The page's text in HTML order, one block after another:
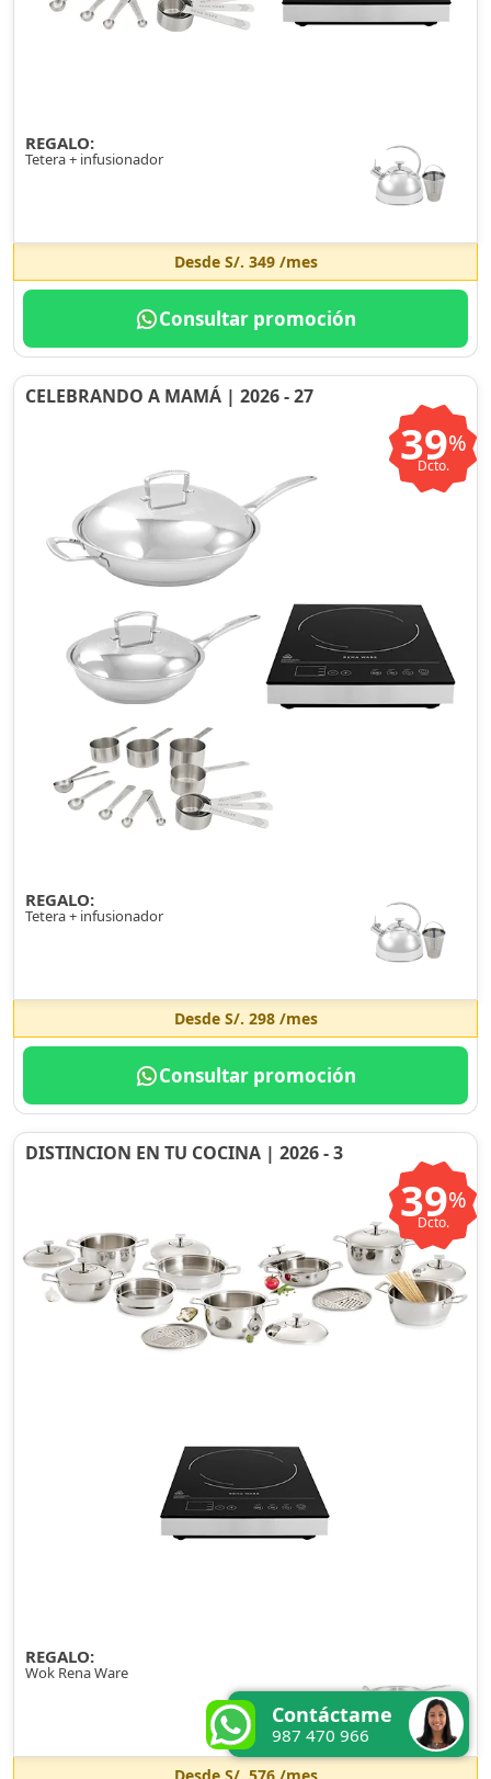
REGALO:
Tetera + infusionador
Desde S/. 349/mes
Consultar promoción
CELEBRANDO A MAMÁ | 2026 - 27
39%
Dcto.
REGALO:
Tetera + infusionador
Desde S/. 298/mes
Consultar promoción
DISTINCION EN TU COCINA | 2026 - 3
39%
Dcto.
REGALO:
Wok Rena Ware
Contáctame
987 470 966